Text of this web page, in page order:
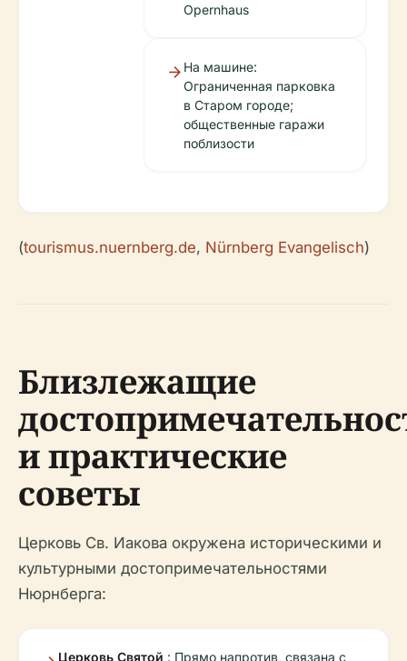
Opernhaus
На машине:
Ограниченная парковка
в Старом городе;
общественные гаражи
поблизости
(tourismus.nuernberg.de, Nürnberg Evangelisch)
Близлежащие
и практические
советы
Церковь Св. Иакова окружена историческими и
культурными достопримечательностями
Нюрнберга:
Церковь Святой : Прямо напротив, связана с